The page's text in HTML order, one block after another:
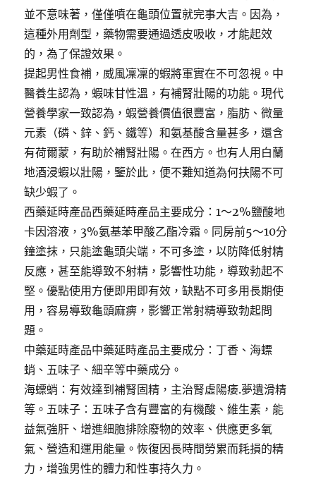
並不意味著，僅僅噴在龜頭位置就完事大吉。因為，
這種外用劑型，藥物需要通過透皮吸收，才能起效
的，為了保證效果。
提起男性食補，威風凜凜的蝦將軍實在不可忽視。中
醫養生認為，蝦味甘性溫，有補腎壯陽的功能。現代
營養學家一致認為，蝦營養價值很豐富，脂肪、微量
元素（磷、鋅、鈣、鐵等）和氨基酸含量甚多，還含
有荷爾蒙，有助於補腎壯陽。在西方。也有人用白蘭
地酒浸蝦以壯陽，鑒於此，便不難知道為何扶陽不可
缺少蝦了。
西藥延時產品西藥延時產品主要成分：1～2%鹽酸地
卡因溶液，3%氨基苯甲酸乙酯冷霜。同房前5～10分
鐘塗抹，只能塗龜頭尖端，不可多塗，以防降低射精
反應，甚至能導致不射精，影響性功能，導致勃起不
堅。優點使用方便即用即有效，缺點不可多用長期使
用，容易導致龜頭麻痹，影響正常射精導致勃起問
題。
中藥延時產品中藥延時產品主要成分：丁香、海螵
蛸、五味子、細辛等中藥成分。
海螵蛸：有效達到補腎固精，主治腎虛陽痿.夢遺滑精
等。五味子：五味子含有豐富的有機酸、維生素，能
益氣強肝、增進細胞排除廢物的效率、供應更多氧
氣、營造和運用能量。恢復因長時間勞累而耗損的精
力，增強男性的體力和性事持久力。